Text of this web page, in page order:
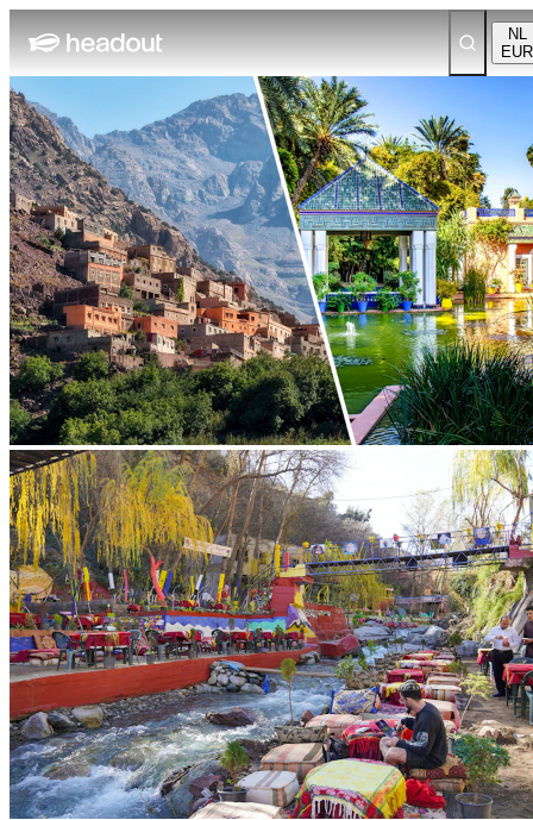
NL
EUR